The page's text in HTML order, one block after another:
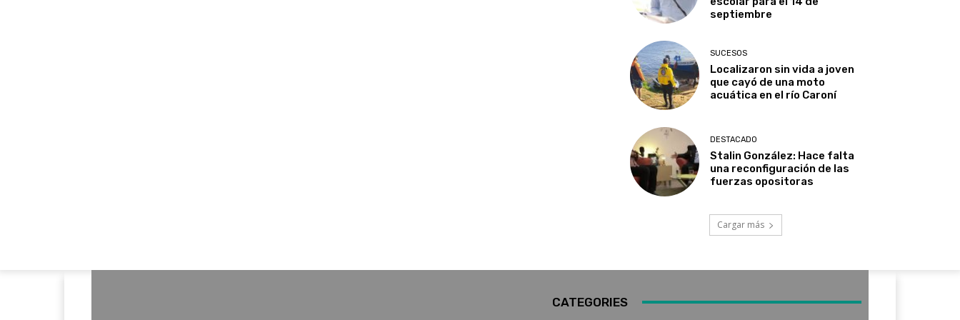
septiembre
SUCESOS
Localizaron sin vida a joven
que cayó de una moto
acuática en el río Caroní
DESTACADO
Stalin González: Hace falta
una reconfiguración de las
fuerzas opositoras
Cargar más
CATEGORIES